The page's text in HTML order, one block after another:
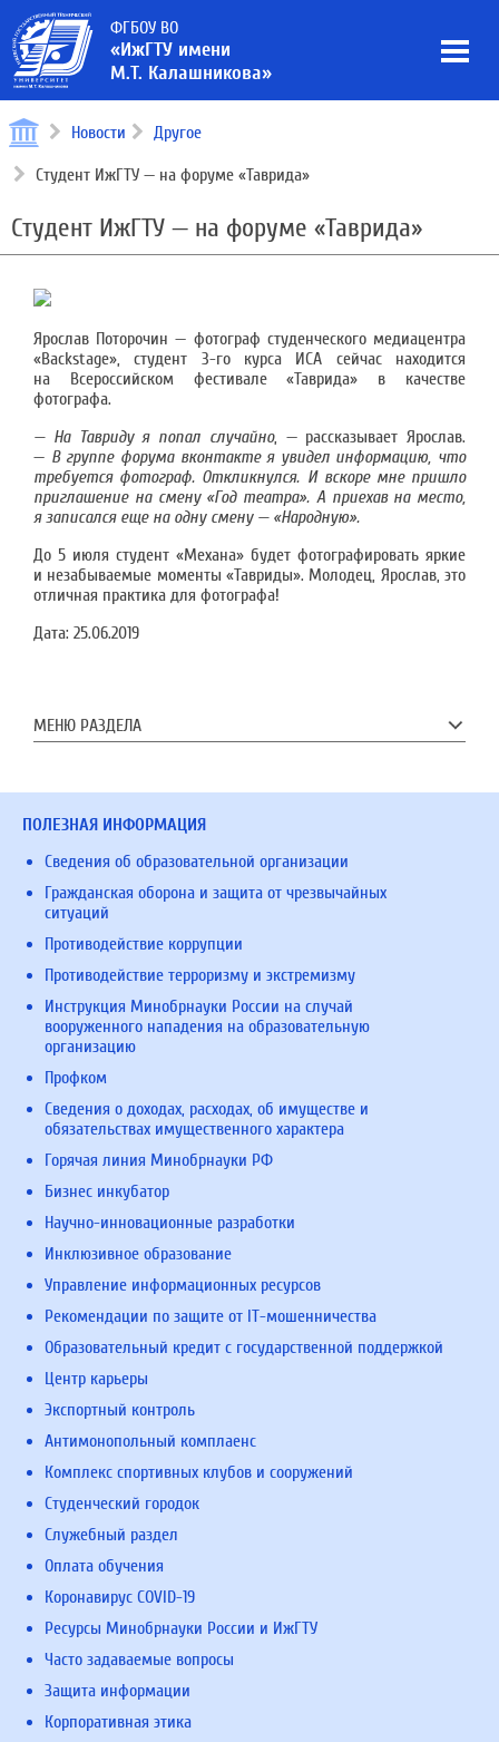
ФГБОУ ВО
«ИжГТУ имени
М.Т. Калашникова»
Новости Другое
Студент ИжГТУ — на форуме «Таврида»
Студент ИжГТУ — на форуме «Таврида»
Ярослав Поторочин — фотограф студенческого медиацентра
«Backstage», студент 3-го курса ИСА сейчас находится
на Всероссийском фестивале «Таврида» в качестве
фотографа.
— На Тавриду я попал случайно, — рассказывает Ярослав.
— В группе форума вконтакте я увидел информацию, что
требуется фотограф. Откликнулся. И вскоре мне пришло
приглашение на смену «Год театра». А приехав на место,
я записался еще на одну смену — «Народную».
До 5 июля студент «Механа» будет фотографировать яркие
и незабываемые моменты «Тавриды». Молодец, Ярослав, это
отличная практика для фотографа!
Дата: 25.06.2019
МЕНЮ РАЗДЕЛА
ПОЛЕЗНАЯ ИНФОРМАЦИЯ
Сведения об образовательной организации
Гражданская оборона и защита от чрезвычайных
ситуаций
Противодействие коррупции
Противодействие терроризму и экстремизму
Инструкция Минобрнауки России на случай
вооруженного нападения на образовательную
организацию
Профком
Сведения о доходах, расходах, об имуществе и
обязательствах имущественного характера
Горячая линия Минобрнауки РФ
Бизнес инкубатор
Научно-инновационные разработки
Инклюзивное образование
Управление информационных ресурсов
Рекомендации по защите от IT-мошенничества
Образовательный кредит с государственной поддержкой
Центр карьеры
Экспортный контроль
Антимонопольный комплаенс
Комплекс спортивных клубов и сооружений
Студенческий городок
Служебный раздел
Оплата обучения
Коронавирус COVID-19
Ресурсы Минобрнауки России и ИжГТУ
Часто задаваемые вопросы
Защита информации
Корпоративная этика